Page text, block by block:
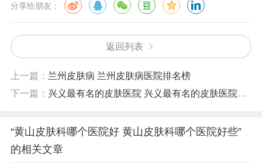
分享给朋友：
返回列表
上一篇： 兰州皮肤病 兰州皮肤病医院排名榜
下一篇： 兴义最有名的皮肤医院 兴义最有名的皮肤医院在哪里
“黄山皮肤科哪个医院好 黄山皮肤科哪个医院好些”
的相关文章